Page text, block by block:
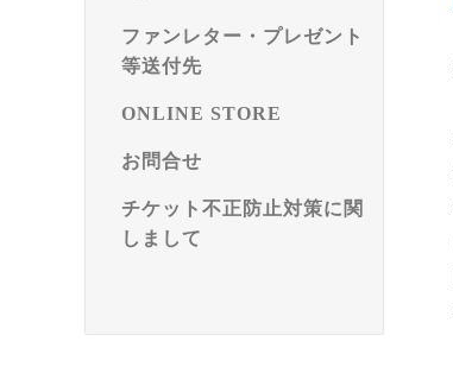
ファンレター・プレゼント
等送付先
ONLINE STORE
お問合せ
チケット不正防止対策に関
しまして